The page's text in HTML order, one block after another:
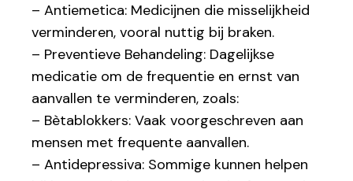
– Antiemetica: Medicijnen die misselijkheid
verminderen, vooral nuttig bij braken.
– Preventieve Behandeling: Dagelijkse
medicatie om de frequentie en ernst van
aanvallen te verminderen, zoals:
– Bètablokkers: Vaak voorgeschreven aan
mensen met frequente aanvallen.
– Antidepressiva: Sommige kunnen helpen